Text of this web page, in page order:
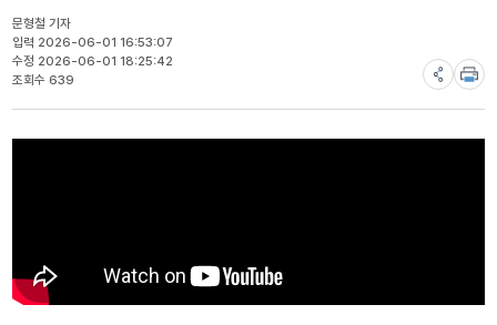
문형철 기자
입력 2026-06-01 16:53:07
수정 2026-06-01 18:25:42
조회수 639